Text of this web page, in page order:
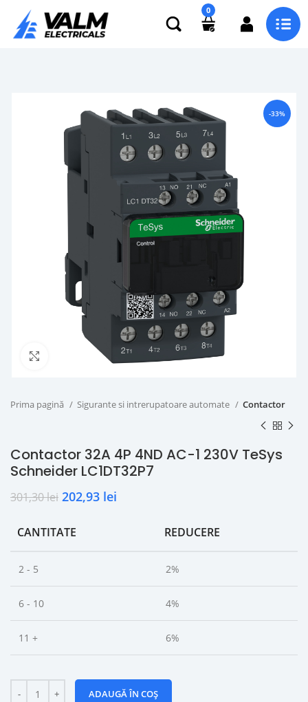
0
-33%
Click to enlarge
Prima pagină Sigurante si intrerupatoare automate Contactor
Contactor 32A 4P 4ND AC-1 230V TeSys
Schneider LC1DT32P7
301,30lei 202,93 lei
CANTITATE REDUCERE
2 - 5 2%
6 - 10 4%
11 + 6%
ADAUGĂ ÎN COȘ